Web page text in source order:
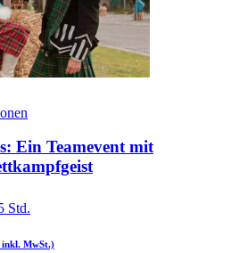
Ein Teamevent mit
Std.
inkl. MwSt.)